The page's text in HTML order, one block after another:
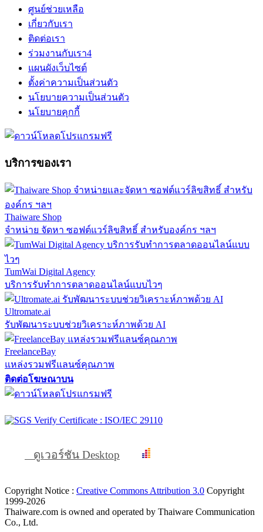
ศูนย์ช่วยเหลือ
เกี่ยวกับเรา
ติดต่อเรา
ร่วมงานกับเรา4
แผนผังเว็บไซต์
ตั้งค่าความเป็นส่วนตัว
นโยบายความเป็นส่วนตัว
นโยบายคุกกี้
บริการของเรา
Thaiware Shop
จำหน่าย จัดหา ซอฟต์แวร์ลิขสิทธิ์ สำหรับองค์กร ฯลฯ
TumWai Digital Agency
บริการรับทำการตลาดออนไลน์แบบไวๆ
Ultromate.ai
รับพัฒนาระบบช่วยวิเคราะห์ภาพด้วย AI
FreelanceBay
แหล่งรวมฟรีแลนซ์คุณภาพ
ติดต่อโฆษณาบน
ดูเวอร์ชัน Desktop
Copyright Notice : Creative Commons Attribution 3.0 Copyright
1999-2026
Thaiware.com is owned and operated by Thaiware Communication
Co., Ltd.